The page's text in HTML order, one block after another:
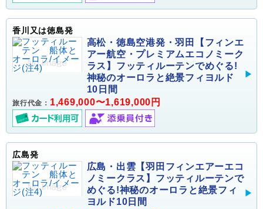
香川又は徳島発
高松・徳島空港発・羽田【フィンエ
アー航空・プレミアムエコノミーク
ラス】フッティルーテンでめぐる!
神秘のオーロラと絶景フィヨルド
10日間
旅行代金： 1,469,000〜1,619,000円
広島発
広島・出雲【羽田フィンエアーエコ
ノミークラス】フッティルーテンで
めぐる!神秘のオーロラと絶景フィ
ヨルド10日間